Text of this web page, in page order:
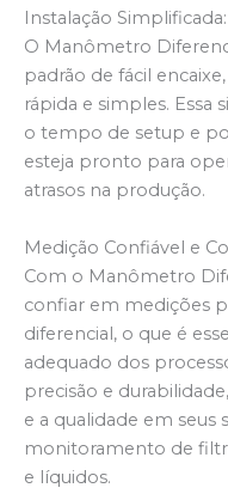
Instalação Simplificada:
O Manômetro
padrão de fácil
rápida e simples. Essa
o tempo de setup e
esteja pronto para
atrasos na produção.
Medição Confiável e
Com o Manômetro
confiar em medições
diferencial, o que é
adequado dos
precisão e
e a qualidade em seus
monitoramento de
e líquidos.